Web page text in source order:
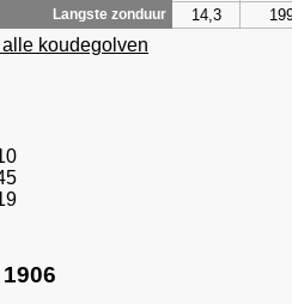
Langste zonduur 14,3
alle koudegolven